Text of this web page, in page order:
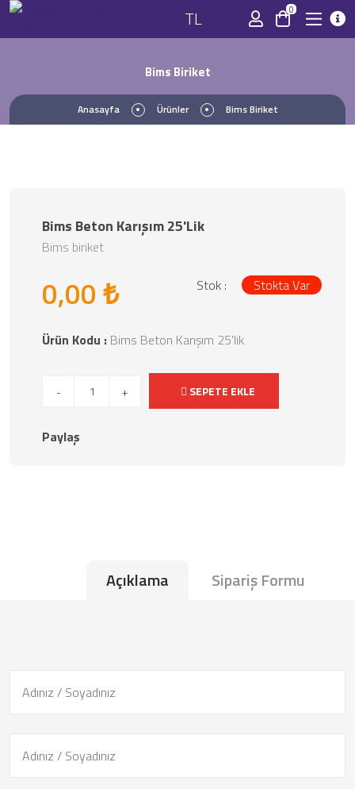
TL 0
Bims Biriket
Anasayfa Ürünler Bims Biriket
Bims Beton Karışım 25'lik
Bims biriket
Stok :
Stokta Var
0,00 ₺
Ürün Kodu : Bims Beton Karışım 25'lik
- + SEPETE EKLE
Paylaş
Açıklama Sipariş Formu